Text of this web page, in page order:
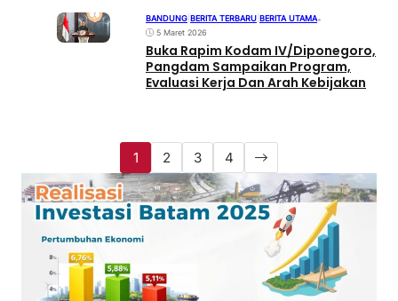
BANDUNG BERITA TERBARU BERITA UTAMA•
5 Maret 2026
Buka Rapim Kodam IV/Diponegoro,
Pangdam Sampaikan Program,
Evaluasi Kerja Dan Arah Kebijakan
1 2 3 4